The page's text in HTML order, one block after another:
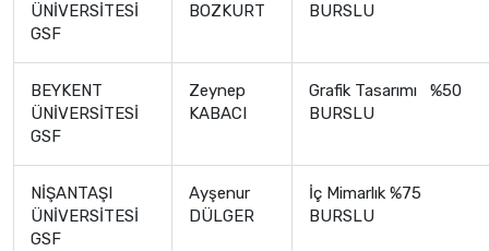
ÜNİVERSİTESİ
GSF
BOZKURT
BURSLU
BEYKENT
ÜNİVERSİTESİ
GSF
Zeynep
KABACI
Grafik Tasarımı %50
BURSLU
NİŞANTAŞI
ÜNİVERSİTESİ
GSF
Ayşenur
DÜLGER
İç Mimarlık %75
BURSLU